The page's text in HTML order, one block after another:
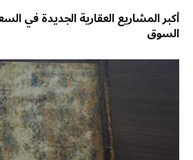
أكبر المشاريع العقارية الجديدة في
السوق